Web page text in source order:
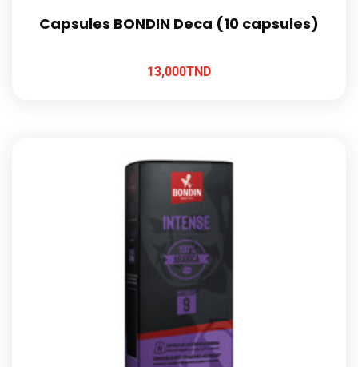
Capsules BONDIN Deca (10 capsules)
13,000TND